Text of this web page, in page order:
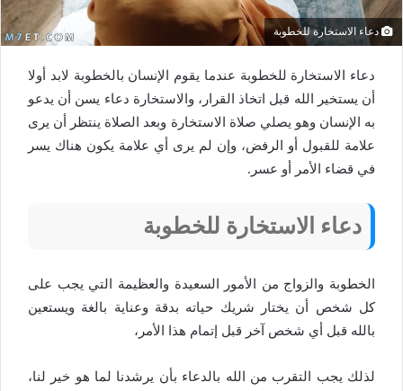
دعاء الاستخارة للخطوبة
دعاء الاستخارة للخطوبة عندما يقوم الإنسان بالخطوبة لابد أولا
أن يستخير الله قبل اتخاذ القرار، والاستخارة دعاء يسن أن يدعو
به الإنسان وهو يصلي صلاة الاستخارة وبعد الصلاة ينتظر أن يرى
علامة للقبول أو الرفض، وإن لم يرى أي علامة يكون هناك يسر
في قضاء الأمر أو عسر.
دعاء الاستخارة للخطوبة
الخطوبة والزواج من الأمور السعيدة والعظيمة التي يجب على
كل شخص أن يختار شريك حياته بدقة وعناية بالغة ويستعين
بالله قبل أي شخص آخر قبل إتمام هذا الأمر،
لذلك يجب التقرب من الله بالدعاء بأن يرشدنا لما هو خير لنا،